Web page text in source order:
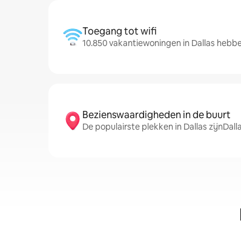
Toegang tot wifi
10.850 vakantiewoningen in Dallas
Bezienswaardigheden in de buurt
De populairste plekken in Dallas